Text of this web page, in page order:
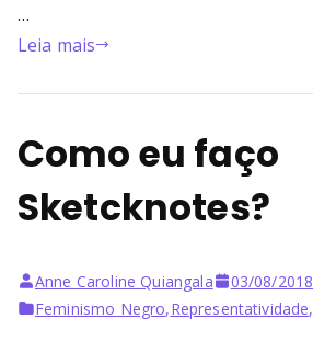
…
Leia mais
Como eu faço
Sketcknotes?
Anne Caroline Quiangala
03/08/2018
Feminismo Negro,Representatividade,